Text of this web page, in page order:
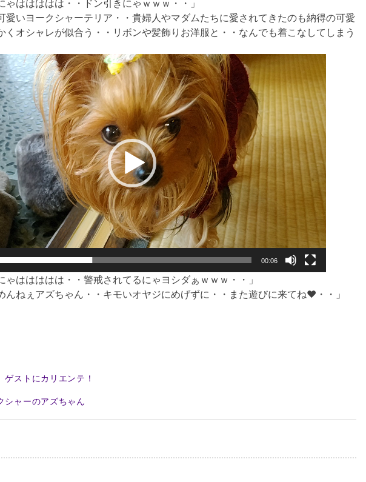
ゃははははは・・ドン引きにゃｗｗｗ・・」
愛いヨークシャーテリア・・貴婦人やマダムたちに愛されてきたのも納得の可愛
くオシャレが似合う・・リボンや髪飾りお洋服と・・なんでも着こなしてしまう
00:06
ゃははははは・・警戒されてるにゃヨシダぁｗｗｗ・・」
んねぇアズちゃん・・キモいオヤジにめげずに・・また遊びに来てね❤・・」
ゲストにカリエンテ！
シャーのアズちゃん